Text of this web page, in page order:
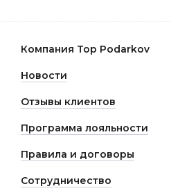
Компания Top Podarkov
Новости
Отзывы клиентов
Программа лояльности
Правила и договоры
Сотрудничество